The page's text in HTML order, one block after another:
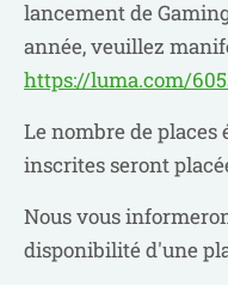
lancement de
année, veuillez
https://luma.com/
Le nombre de
inscrites seront
Nous vous
disponibilité d'une